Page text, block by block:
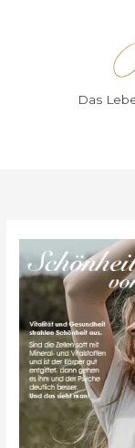
Das
Anti-
aging
und
Re-
aging
von
Innen
heraus